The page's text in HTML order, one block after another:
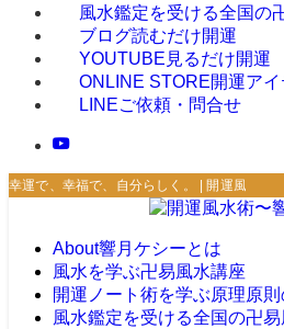
風水鑑定を受ける全国の
ブログ読むだけ開運
YOUTUBE 見るだけ開運
ONLINE STORE開運ア
LINEご依頼・問合せ
幸運で、幸福で、自分らしく。 | 開運風水術〜
About響月ケシーとは
風水を学ぶ卍易風水講座
開運ノート術を学ぶ原理原
風水鑑定を受ける全国の卍